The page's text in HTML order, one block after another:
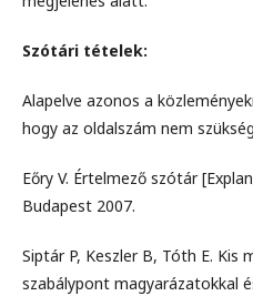
Szótári tételek:
Alapelve azonos a
hogy az oldalszám nem
Eőry V. Értelmező szótár
Budapest 2007.
Siptár P, Keszler B, Tóth E. Kis
szabálypont magyarázatokkal